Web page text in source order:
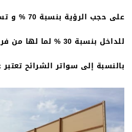
على حجب
للداخل بنسبة 30 %
بالنسبة إلى سواتر الشرائح تعتبر
للأسفل بما يمنع الرؤية و